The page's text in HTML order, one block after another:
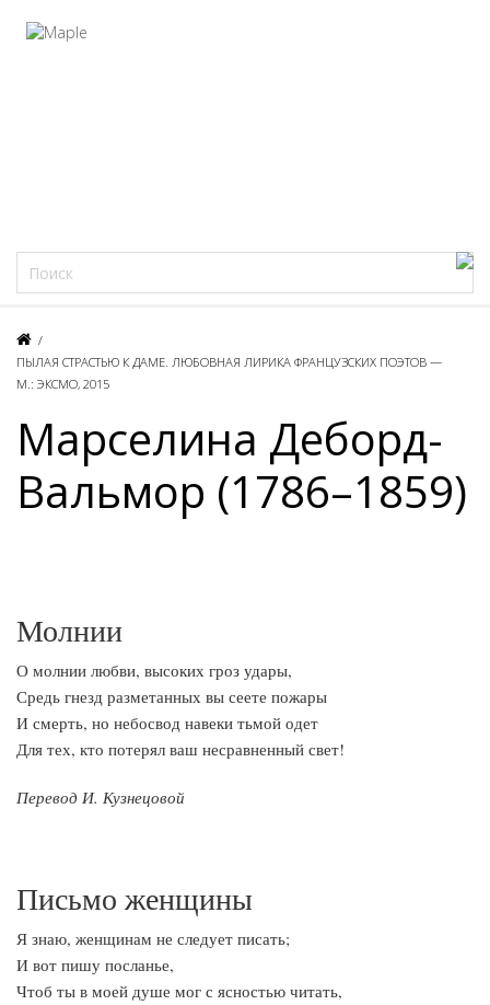
/
ПЫЛАЯ СТРАСТЬЮ К ДАМЕ. ЛЮБОВНАЯ ЛИРИКА ФРАНЦУЗСКИХ ПОЭТОВ —
М.: ЭКСМО, 2015
Марселина Деборд-
Вальмор (1786–1859)
Молнии
О молнии любви, высоких гроз удары,
Средь гнезд разметанных вы сеете пожары
И смерть, но небосвод навеки тьмой одет
Для тех, кто потерял ваш несравненный свет!
Перевод И. Кузнецовой
Письмо женщины
Я знаю, женщинам не следует писать;
И вот пишу посланье,
Чтоб ты в моей душе мог с ясностью читать,